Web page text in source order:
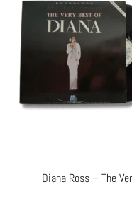
Diana Ross – The